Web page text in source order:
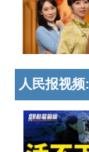
人民报视频: